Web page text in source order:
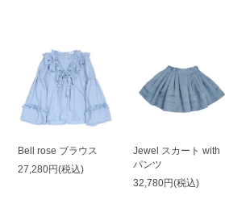
Bell rose ブラウス
27,280円(税込)
Jewel スカート with
パンツ
32,780円(税込)